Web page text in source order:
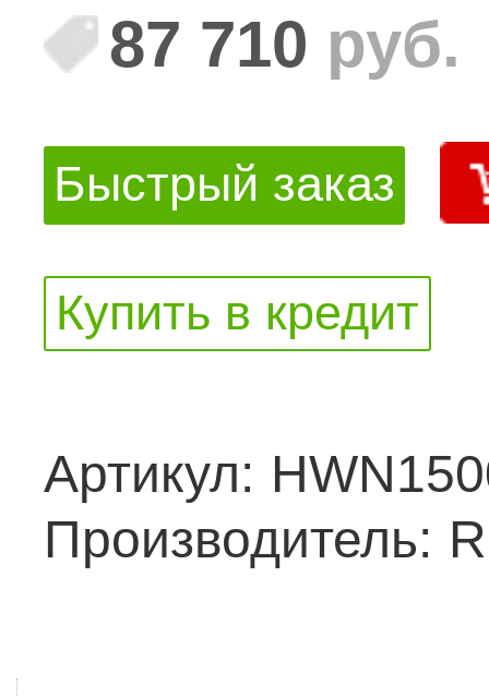
87 710 руб.
Быстрый заказ
Купить в кредит
Артикул:
Производитель: